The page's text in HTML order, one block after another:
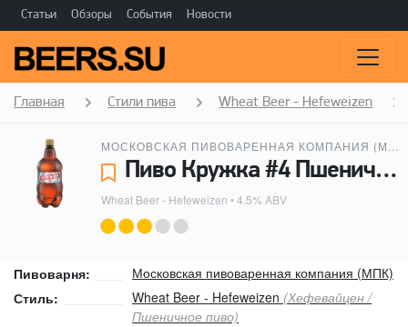
Статьи Обзоры События Новости
Главная Стили пива Wheat Beer - Hefeweizen
Пиво Кружка #4 Пшеничное - Московская пивоваренная компания (МПК)
Wheat Beer - Hefeweizen • 4.5% ABV
Пивоварня:
Московская пивоваренная компания (МПК)
Стиль:
Wheat Beer - Hefeweizen (Хефевайцен /
Пшеничное пиво)